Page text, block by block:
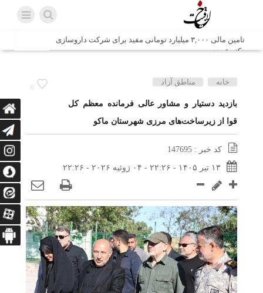
تامین مالی ۳,۰۰۰ میلیارد تومانی مفید برای شرکت داروسازی
دکتر عبیدی
شش وزیر کابینه پاکستان با حضور در سفارت ایران در اسلام
اتابک: ظرفیت های جدید همکاری‌های تجاری ایران و پاکستان با
محوریت بخش خصوصی فعال می‌شود
در مسیر جا‌مانده‌ها، دل‌ها به کربلا رسیده است
وزیر صمت خواستار پیگیری کانتینرهای ایرانی در بندر کراچی
شد / تجارت ۱۰ میلیارد دلاری ایران و پاکستان
هدیه ویژه همراهی اربعین شرکت مخابرات ایران؛ «نگارا»
ارتباط زائران را آسان‌تر می‌کند
زائران اربعین با کد ملی، خط تلفن ثابت رایگان با تلفن همراه
دریافت می‌کنند
0
خانه مناطق آزاد
بازدید دستیار و مشاور عالی فرمانده معظم کل
قوا از زیرساخت‌های مرزی شهرستان ماکو
کد خبر : 147695
۱۳ تیر ۱۴۰۵ - ۲۲:۲۶ - ۰۴ ژوئیه ۲۰۲۶ - ۲۲:۲۶